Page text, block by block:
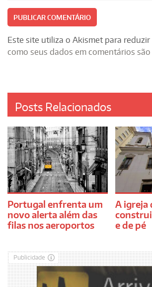
Este site utiliza o Akismet para reduzir
como seus dados em comentários
Posts Relacionados
Portugal enfrenta um
novo alerta além das
filas nos aeroportos
A igreja
e de pé
Publicidade